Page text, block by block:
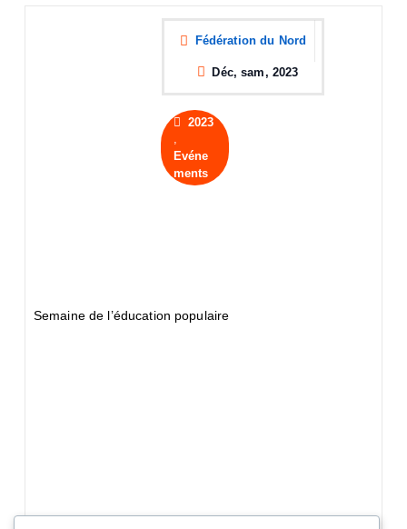
Fédération du Nord
Déc, sam, 2023
2023
,
Evéne
ments
Semaine de l’éducation populaire